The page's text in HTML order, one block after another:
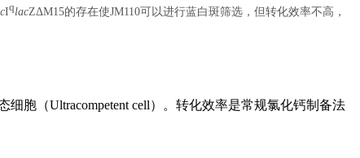
IqlacZΔM15的存在使JM110可以进行蓝白斑筛选，但转化效率不高，
胞（Ultracompetent cell）。转化效率是常规氯化钙制备法